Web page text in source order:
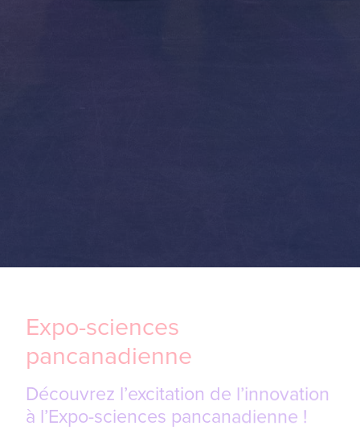
Expo-sciences
pancanadienne
Découvrez l’excitation de l’innovation
à l’Expo-sciences pancanadienne !